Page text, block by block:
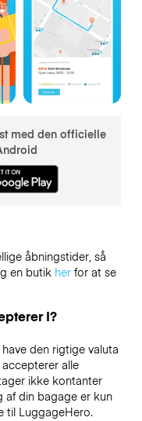
med den officielle
åbningstider, så
en butik herfor at se
I?
den rigtige valuta
alle
ikke kontanter
af din bagage er kun
til LuggageHero.